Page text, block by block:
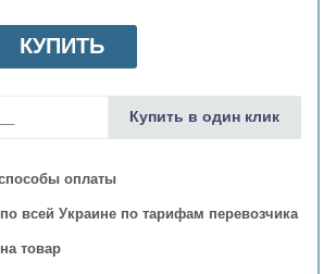
оплаты
всей Украине по тарифам перевозчика
товар
КУПИТЬ
Купить в один клик